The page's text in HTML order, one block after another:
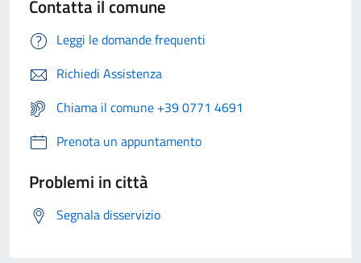
Contatta il comune
Leggi le domande frequenti
Richiedi Assistenza
Chiama il comune +39 0771 4691
Prenota un appuntamento
Problemi in città
Segnala disservizio